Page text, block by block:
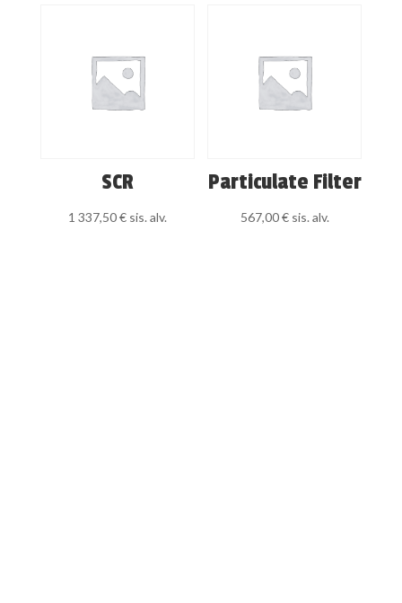
SCR
1 337,50€ sis. alv.
Particulate Filter
567,00€ sis. alv.